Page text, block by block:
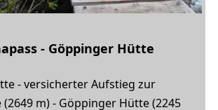
- Göppinger Hütte
- versicherter Aufstieg zur
m) - Göppinger Hütte (2245